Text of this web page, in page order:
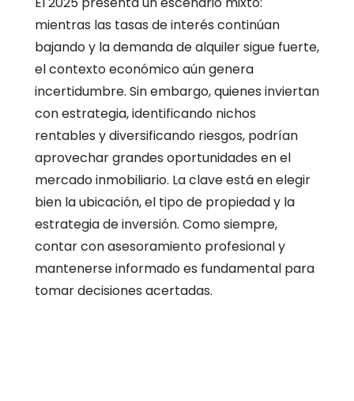
mientras las tasas de interés continúan
bajando y la demanda de alquiler sigue fuerte,
el contexto económico aún genera
incertidumbre. Sin embargo, quienes inviertan
con estrategia, identificando nichos
rentables y diversificando riesgos, podrían
aprovechar grandes oportunidades en el
mercado inmobiliario. La clave está en elegir
bien la ubicación, el tipo de propiedad y la
estrategia de inversión. Como siempre,
contar con asesoramiento profesional y
mantenerse informado es fundamental para
tomar decisiones acertadas.